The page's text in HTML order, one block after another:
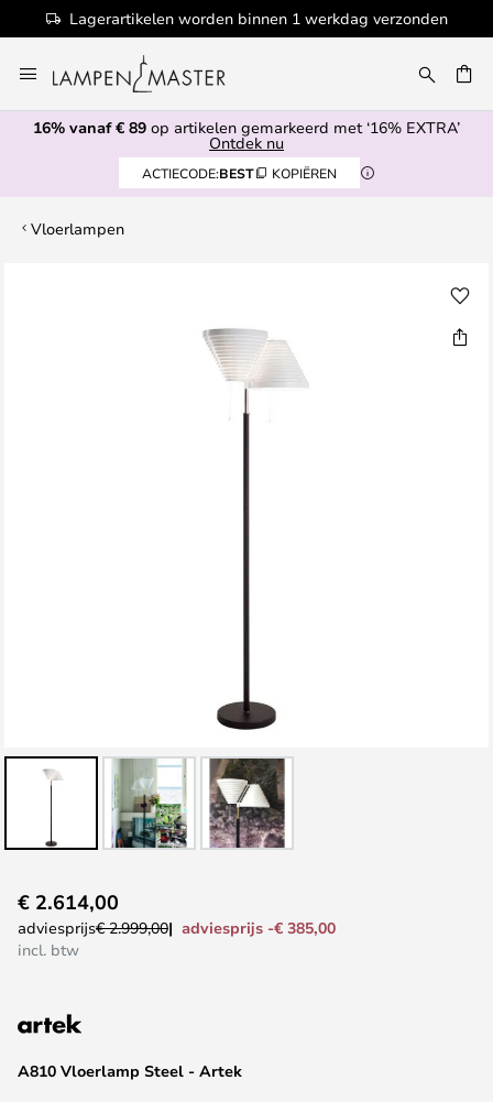
Lagerartikelen worden binnen 1 werkdag verzonden
naar
de
inhoud
16% vanaf € 89 op artikelen gemarkeerd met ‘16% EXTRA’
Ontdek nu
ACTIECODE:BEST KOPIËREN
Vloerlampen
naar
het
de
gallerij
A810 Vloerlamp Steel - Artek
€ 2.614,00
adviesprijs€ 2.999,00
adviesprijs -€ 385,00
incl. btw